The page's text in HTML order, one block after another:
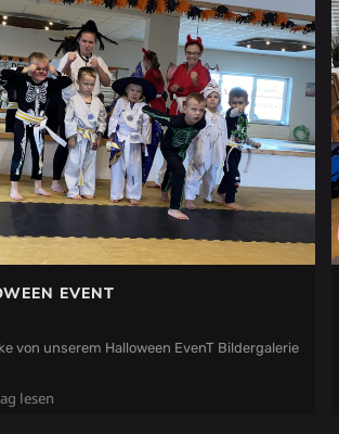
EVENT
von unserem Halloween EvenT Bildergalerie
lesen